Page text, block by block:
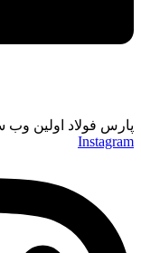
پارس فولاد اولین
Instagram